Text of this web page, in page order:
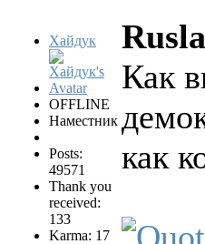
Хайдук
OFFLINE
Наместник
Posts:
49571
Thank you
received:
133
Karma: 17
Как
как